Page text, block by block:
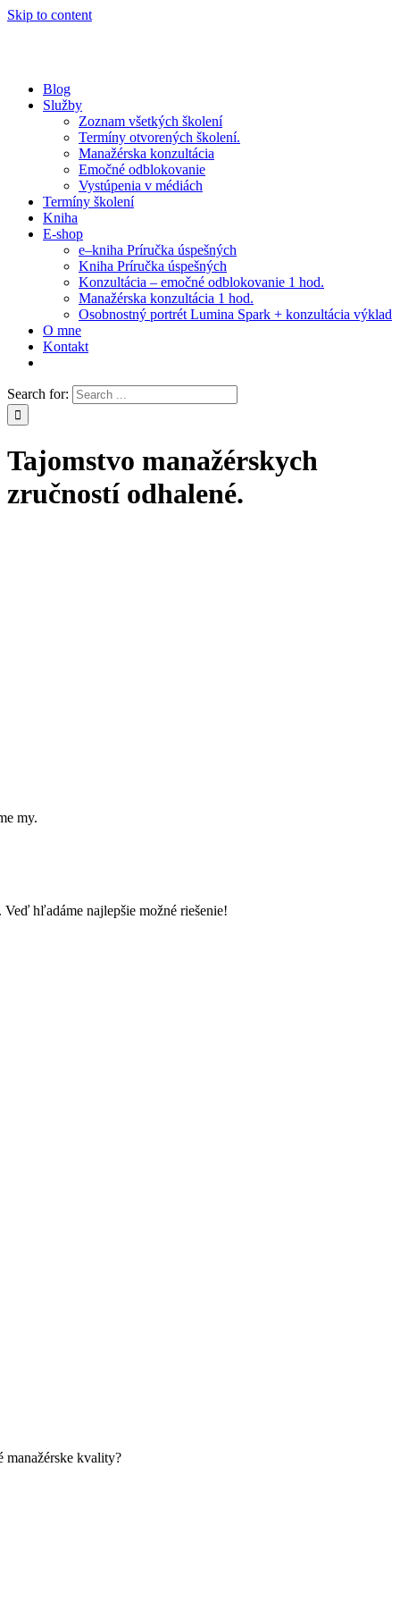
Skip to content
Blog
Služby
Zoznam všetkých školení
Termíny otvorených školení.
Manažérska konzultácia
Emočné odblokovanie
Vystúpenia v médiách
Termíny školení
Kniha
E-shop
e–kniha Príručka úspešných
Kniha Príručka úspešných
Konzultácia – emočné odblokovanie 1 hod.
Manažérska konzultácia 1 hod.
Osobnostný portrét Lumina Spark + konzultácia výklad
O mne
Kontakt
Search for:
Tajomstvo manažérskych
zručností odhalené.
my.
hľadáme najlepšie možné riešenie!
kvality?